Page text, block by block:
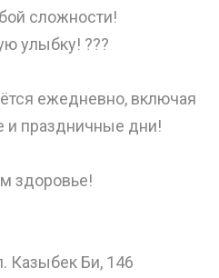
сложности!
улыбку! ???
ежедневно, включая
и праздничные дни!
здоровье!
Казыбек Би, 146